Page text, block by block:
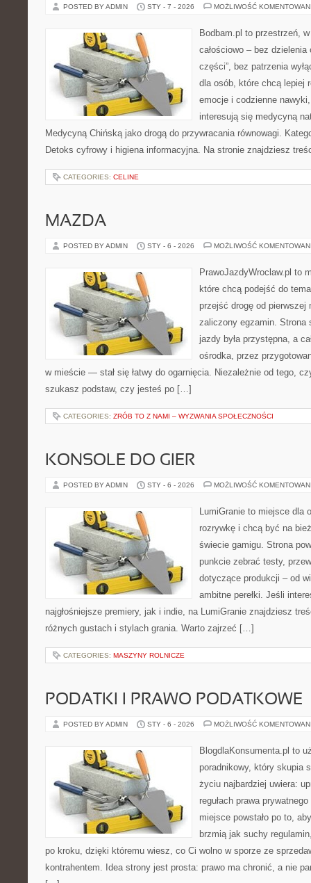
POSTED BY ADMIN STY - 7 - 2026 MOŻLIWOŚĆ
Bodbam.pl to przestrzeń,
całościowo – bez dzielenia
części”, bez patrzenia
dla osób, które chcą lepiej
emocje i codzienne
interesują się medycyną
Medycyną Chińską jako drogą do przywracania równowagi.
Detoks cyfrowy i higiena informacyjna. Na stronie znajdziesz
CATEGORIES: CELINE
MAZDA
POSTED BY ADMIN STY - 6 - 2026 MOŻLIWOŚĆ
PrawoJazdyWroclaw.pl to
które chcą podejść do
przejść drogę od pierwszej
zaliczony egzamin. Strona
jazdy była przystępna, a
ośrodka, przez
w mieście — stał się łatwy do ogarnięcia. Niezależnie od tego,
szukasz podstaw, czy jesteś po […]
CATEGORIES: ZRÓB TO Z NAMI – WYZWANIA SPOŁECZNOŚCI
KONSOLE DO GIER
POSTED BY ADMIN STY - 6 - 2026 MOŻLIWOŚĆ
LumiGranie to miejsce dla
rozrywkę i chcą być na
świecie gamigu. Strona
punkcie zebrać testy,
dotyczące produkcji – od
ambitne perełki. Jeśli
najgłośniejsze premiery, jak i indie, na LumiGranie znajdziesz
różnych gustach i stylach grania. Warto zajrzeć […]
CATEGORIES: MASZYNY ROLNICZE
PODATKI I PRAWO PODATKOWE
POSTED BY ADMIN STY - 6 - 2026 MOŻLIWOŚĆ
BlogdlaKonsumenta.pl to
poradnikowy, który skupia
życiu najbardziej uwiera:
regułach prawa
miejsce powstało po to,
brzmią jak suchy
po kroku, dzięki któremu wiesz, co Ci wolno w sporze ze
kontrahentem. Idea strony jest prosta: prawo ma chronić, a nie